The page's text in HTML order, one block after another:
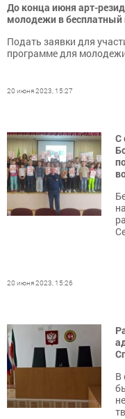
До конца июня арт-
молодежи в
Подать заявки для
программе для
20 июня 2023, 15:27
С
20 июня 2023, 15:26
В